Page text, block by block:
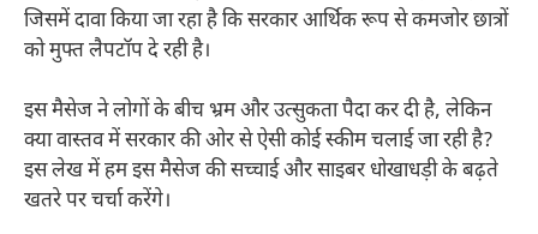
जिसमें दावा किया जा रहा है कि सरकार आर्थिक रूप से कमजोर छात्रों
को मुफ्त लैपटॉप दे रही है।
इस मैसेज ने लोगों के बीच भ्रम और उत्सुकता पैदा कर दी है, लेकिन
क्या वास्तव में सरकार की ओर से ऐसी कोई स्कीम चलाई जा रही है?
इस लेख में हम इस मैसेज की सच्चाई और साइबर धोखाधड़ी के बढ़ते
खतरे पर चर्चा करेंगे।